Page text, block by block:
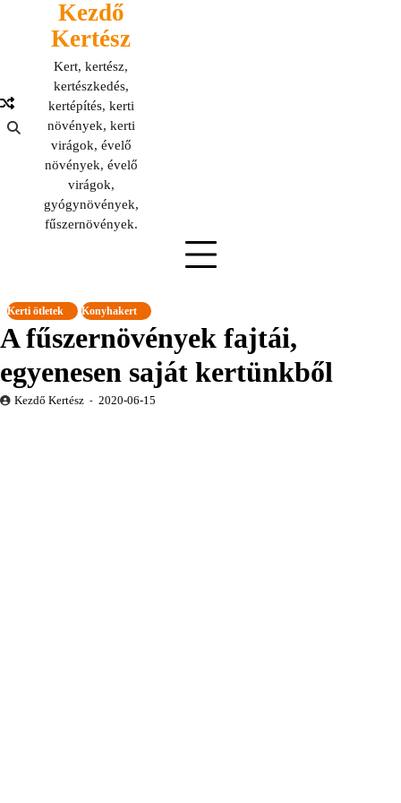
Kezdő
Kertész
Kert, kertész,
kertészkedés,
kertépítés, kerti
növények, kerti
virágok, évelő
növények, évelő
virágok,
gyógynövények,
fűszernövények.
Kerti ötletek Konyhakert
A fűszernövények fajtái,
egyenesen saját kertünkből
Kezdő Kertész 2020-06-15